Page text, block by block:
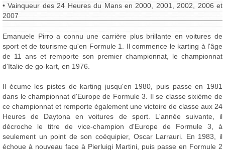
• Vainqueur des 24 Heures du Mans en 2000, 2001, 2002, 2006 et
2007
Emanuele Pirro a connu une carrière plus brillante en voitures de
sport et de tourisme qu'en Formule 1. Il commence le karting à l'âge
de 11 ans et remporte son premier championnat, le championnat
d'Italie de go-kart, en 1976.
Il écume les pistes de karting jusqu'en 1980, puis passe en 1981
dans le championnat d'Europe de Formule 3. Il se classe sixième de
ce championnat et remporte également une victoire de classe aux 24
Heures de Daytona en voitures de sport. L'année suivante, il
décroche le titre de vice-champion d'Europe de Formule 3, à
seulement un point de son coéquipier, Oscar Larrauri. En 1983, il
échoue à nouveau face à Pierluigi Martini, puis passe en Formule 2